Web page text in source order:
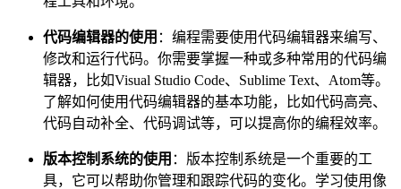
代码编辑器的使用 ：编程需要使用代码编辑器来编写、
修改和运行代码。你需要掌握一种或多种常用的代码编
辑器，比如Visual Studio Code、Sublime Text、Atom等。
了解如何使用代码编辑器的基本功能，比如代码高亮、
代码自动补全、代码调试等，可以提高你的编程效率。
版本控制系统的使用 ：版本控制系统是一个重要的工
具，它可以帮助你管理和跟踪代码的变化。学习使用像